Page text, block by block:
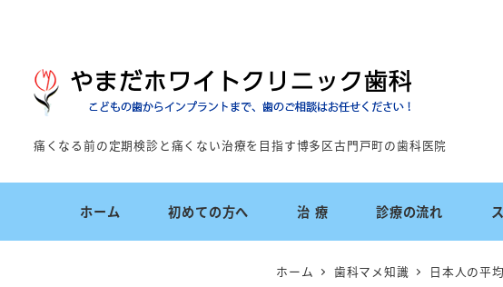
痛くなる前の定期検診と痛くない治療を目指す博多区古門戸町の歯科医院
ホーム 初めての方へ 治 療 診療の流れ
ホーム 歯科マメ知識 日本人の平